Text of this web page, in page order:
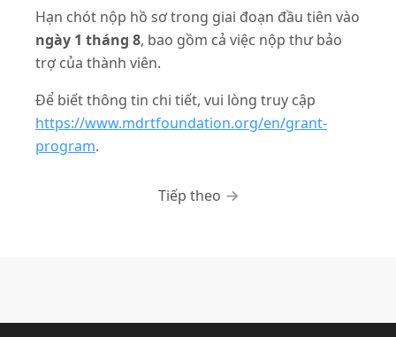
Hạn chót nộp hồ sơ trong giai đoạn đầu tiên vào
ngày 1 tháng 8, bao gồm cả việc nộp thư bảo
trợ của thành viên.
Để biết thông tin chi tiết, vui lòng truy cập
https://www.mdrtfoundation.org/en/grant-
program.
Tiếp theo